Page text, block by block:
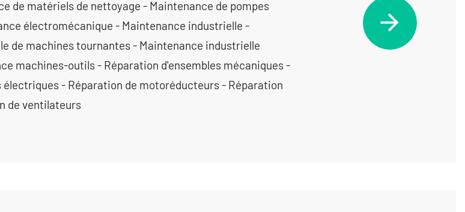
de matériels de nettoyage - Maintenance de pompes
électromécanique - Maintenance industrielle -
de machines tournantes - Maintenance industrielle
machines-outils - Réparation d'ensembles mécaniques -
- Réparation de motoréducteurs - Réparation
de ventilateurs